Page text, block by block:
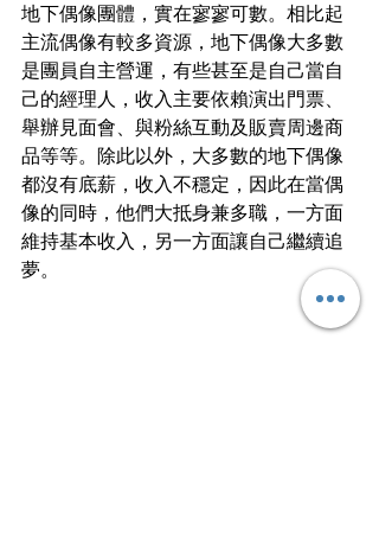
地下偶像團體，實在寥寥可數。相比起
主流偶像有較多資源，地下偶像大多數
是團員自主營運，有些甚至是自己當自
己的經理人，收入主要依賴演出門票、
舉辦見面會、與粉絲互動及販賣周邊商
品等等。除此以外，大多數的地下偶像
都沒有底薪，收入不穩定，因此在當偶
像的同時，他們大抵身兼多職，一方面
維持基本收入，另一方面讓自己繼續追
夢。